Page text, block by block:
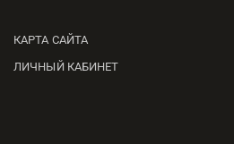
КАРТА САЙТА
ЛИЧНЫЙ КАБИНЕТ